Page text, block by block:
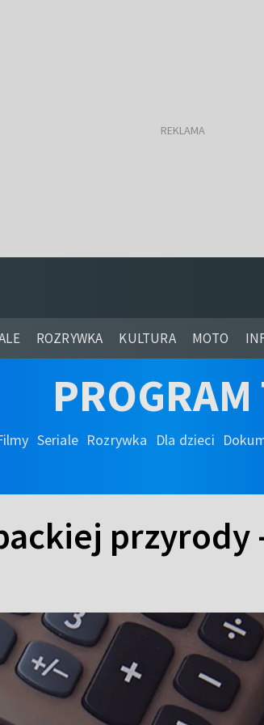
ROZRYWKA KULTURA MOTO
PROGRAM
Seriale Rozrywka Dla dzieci
przyrody